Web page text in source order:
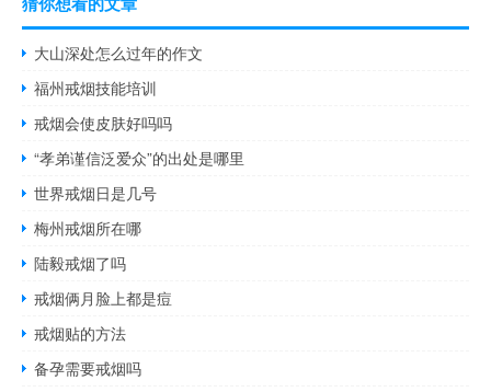
大山深处怎么过年的作文
福州戒烟技能培训
戒烟会使皮肤好吗吗
“孝弟谨信泛爱众”的出处是哪里
世界戒烟日是几号
梅州戒烟所在哪
陆毅戒烟了吗
戒烟俩月脸上都是痘
戒烟贴的方法
备孕需要戒烟吗